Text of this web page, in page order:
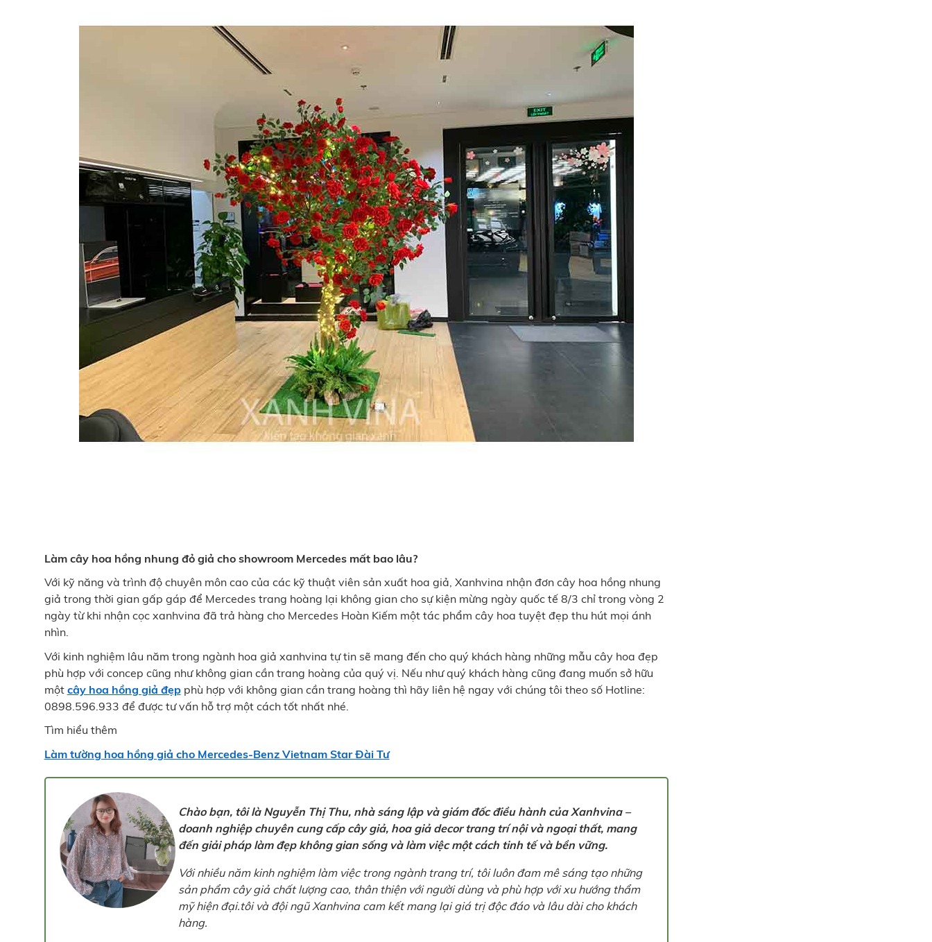
Làm cây hoa hồng nhung đỏ giả cho showroom Mercedes mất bao lâu?
Với kỹ năng và trình độ chuyên môn cao của các kỹ thuật viên sản xuất hoa giả, Xanhvina nhận đơn cây hoa hồng nhung
giả trong thời gian gấp gáp để Mercedes trang hoàng lại không gian cho sự kiện mừng ngày quốc tế 8/3 chỉ trong vòng 2
ngày từ khi nhận cọc xanhvina đã trả hàng cho Mercedes Hoàn Kiếm một tác phẩm cây hoa tuyệt đẹp thu hút mọi ánh
nhìn.
Với kinh nghiệm lâu năm trong ngành hoa giả xanhvina tự tin sẽ mang đến cho quý khách hàng những mẫu cây hoa đẹp
phù hợp với concep cũng như không gian cần trang hoàng của quý vị. Nếu như quý khách hàng cũng đang muốn sở hữu
một cây hoa hồng giả đẹpphù hợp với không gian cần trang hoàng thì hãy liên hệ ngay với chúng tôi theo số Hotline:
0898.596.933 để được tư vấn hỗ trợ một cách tốt nhất nhé.
Tìm hiểu thêm
Làm tường hoa hồng giả cho Mercedes-Benz Vietnam Star Đài Tư
Chào bạn, tôi là Nguyễn Thị Thu, nhà sáng lập và giám đốc điều hành của Xanhvina –
doanh nghiệp chuyên cung cấp cây giả, hoa giả decor trang trí nội và ngoại thất, mang
đến giải pháp làm đẹp không gian sống và làm việc một cách tinh tế và bền vững.
Với nhiều năm kinh nghiệm làm việc trong ngành trang trí, tôi luôn đam mê sáng tạo những
sản phẩm cây giả chất lượng cao, thân thiện với người dùng và phù hợp với xu hướng thẩm
mỹ hiện đại.tôi và đội ngũ Xanhvina cam kết mang lại giá trị độc đáo và lâu dài cho khách
hàng.